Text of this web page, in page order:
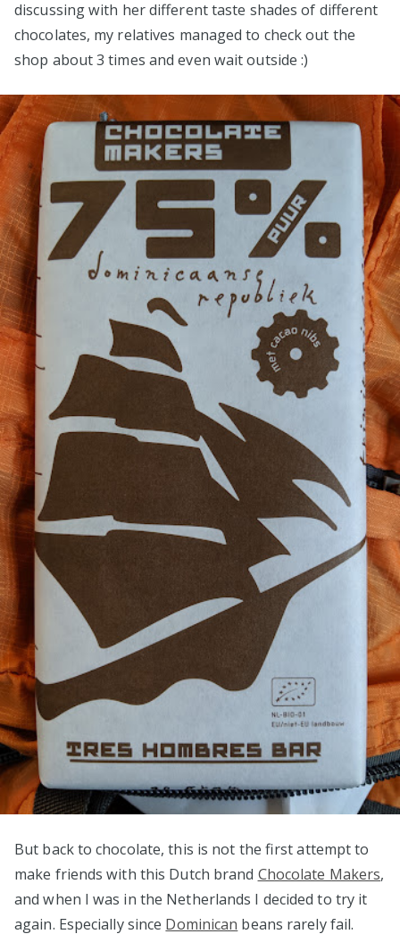
discussing with her different taste shades of different
chocolates, my relatives managed to check out the
shop about 3 times and even wait outside :)
But back to chocolate, this is not the first attempt to
make friends with this Dutch brand Chocolate Makers,
and when I was in the Netherlands I decided to try it
again. Especially since Dominican beans rarely fail.